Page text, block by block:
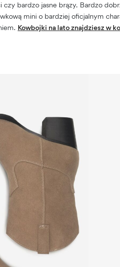
czy bardzo jasne brązy. Bardzo
mini o bardziej oficjalnym
Kowbojki na lato znajdziesz w